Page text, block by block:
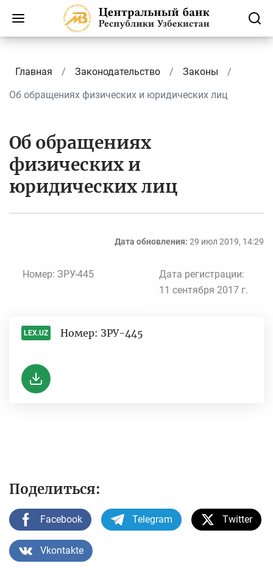
Главная Законодательство
Законы
Об обращениях физических и юридических лиц
Об обращениях
физических и
юридических лиц
Дата обновления: 29 июл 2019, 14:29
Номер: ЗРУ-445
Дата регистрации:
11 сентября 2017 г.
LEX.UZ Номер: ЗРУ-445
Поделиться:
Facebook Telegram Twitter
Vkontakte